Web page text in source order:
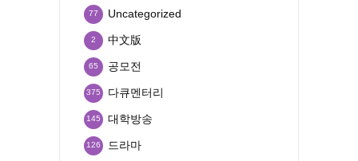
Uncategorized
77
中文版
2
공모전
65
다큐멘터리
375
대학방송
145
드라마
126